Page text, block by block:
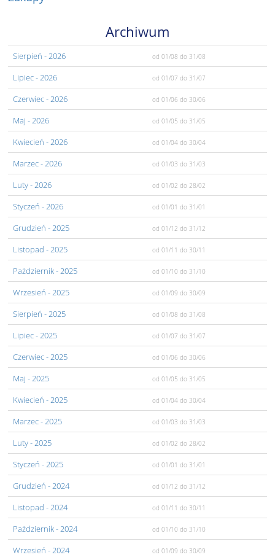
Archiwum
Sierpień - 2026 od 01/08 do 31/08
Lipiec- 2026 od 01/07 do 31/07
Czerwiec- 2026 od 01/06 do 30/06
Maj - 2026 od 01/05 do 31/05
Kwiecień - 2026 od 01/04 do 30/04
Marzec- 2026 od 01/03 do 31/03
Luty- 2026 od 01/02 do 28/02
Styczeń - 2026 od 01/01 do 31/01
Grudzień - 2025 od 01/12 do 31/12
Listopad - 2025 od 01/11 do 30/11
Pażdziernik- 2025 od 01/10 do 31/10
Wrzesień - 2025 od 01/09 do 30/09
Sierpień - 2025 od 01/08 do 31/08
Lipiec- 2025 od 01/07 do 31/07
Czerwiec- 2025 od 01/06 do 30/06
Maj - 2025 od 01/05 do 31/05
Kwiecień - 2025 od 01/04 do 30/04
Marzec- 2025 od 01/03 do 31/03
Luty- 2025 od 01/02 do 28/02
Styczeń - 2025 od 01/01 do 31/01
Grudzień - 2024 od 01/12 do 31/12
Listopad - 2024 od 01/11 do 30/11
Pażdziernik- 2024 od 01/10 do 31/10
Wrzesień - 2024 od 01/09 do 30/09